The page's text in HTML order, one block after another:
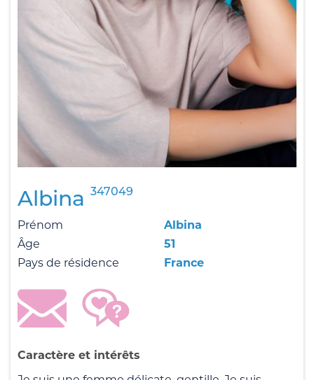
Albina 347049
Prénom
Albina
Âge
51
Pays de résidence
France
Caractère et intérêts